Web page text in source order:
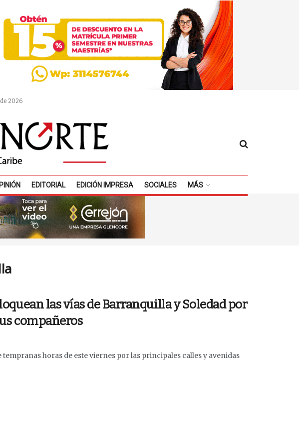
2026
EDITORIAL EDICIÓN IMPRESA SOCIALES MÁS
las vías de Barranquilla y Soledad por
compañeros
tempranas horas de este viernes por las principales calles y avenidas